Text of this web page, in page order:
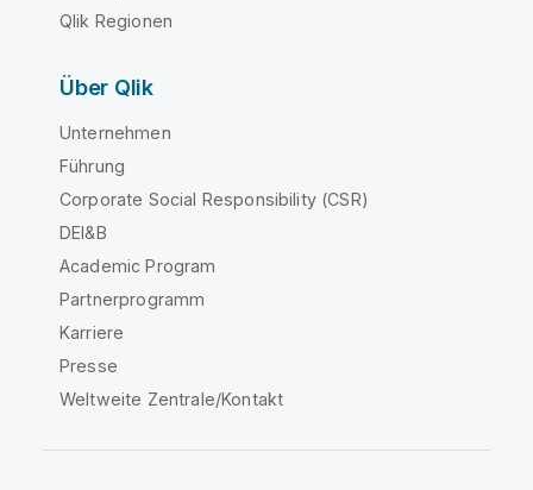
Qlik Regionen
Über Qlik
Unternehmen
Führung
Corporate Social Responsibility (CSR)
DEI&B
Academic Program
Partnerprogramm
Karriere
Presse
Weltweite Zentrale/Kontakt